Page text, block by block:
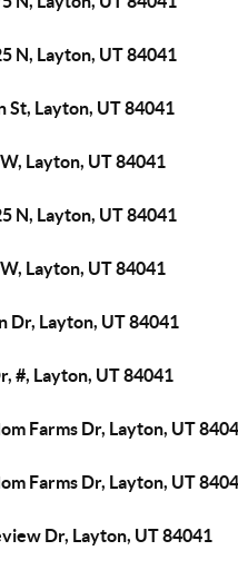
N, Layton, UT 84041
St, Layton, UT 84041
Layton, UT 84041
N, Layton, UT 84041
Layton, UT 84041
Dr, Layton, UT 84041
#, Layton, UT 84041
Farms Dr, Layton, UT
Farms Dr, Layton, UT
Dr, Layton, UT 84041